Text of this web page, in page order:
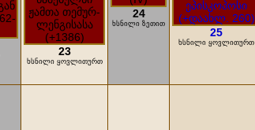
23
ხსნილი ყოვლითურთ
24
ხსნილი ზეთით
25
ხსნილი ყოვლითურთ